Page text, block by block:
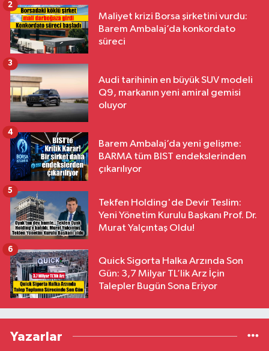
Maliyet krizi Borsa şirketini vurdu:
Barem Ambalaj’da konkordato
süreci
2
Audi tarihinin en büyük SUV modeli
Q9, markanın yeni amiral gemisi
oluyor
3
Barem Ambalaj’da yeni gelişme:
BARMA tüm BIST endekslerinden
çıkarılıyor
4
Tekfen Holding'de Devir Teslim:
Yeni Yönetim Kurulu Başkanı Prof. Dr.
Murat Yalçıntaş Oldu!
5
Quick Sigorta Halka Arzında Son
Gün: 3,7 Milyar TL’lik Arz İçin
Talepler Bugün Sona Eriyor
6
Yazarlar